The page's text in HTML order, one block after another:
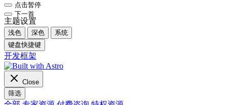
点击暂停
下一首
主题设置
浅色 深色
系统
键盘快捷键
开发框架
Close
筛选